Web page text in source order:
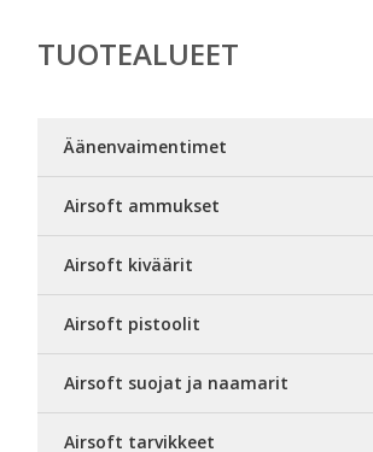
TUOTEALUEET
Äänenvaimentimet
Airsoft ammukset
Airsoft kiväärit
Airsoft pistoolit
Airsoft suojat ja naamarit
Airsoft tarvikkeet